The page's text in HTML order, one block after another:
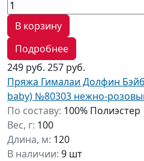
В корзину
Подробнее
249 руб. 257 руб.
Пряжа Гималаи Долфин
baby) №80303 нежно-
По составу: 100% Полиэстер
Вес, г: 100
Длина, м: 120
В наличии: 9 шт